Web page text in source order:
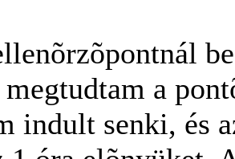
megtudtam a
indult senki, és